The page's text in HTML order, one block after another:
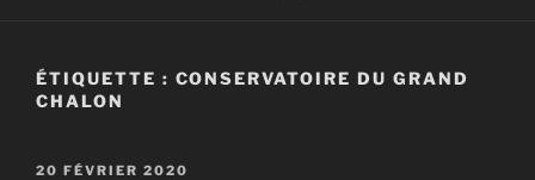
ÉTIQUETTE : CONSERVATOIRE DU GRAND
CHALON
PUBLIÉ
20 FÉVRIER 2020